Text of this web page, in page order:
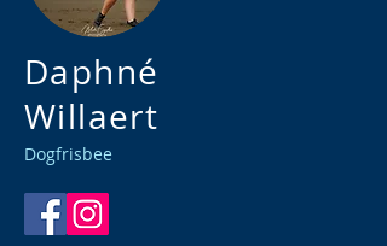
Daphné
Willaert
Dogfrisbee